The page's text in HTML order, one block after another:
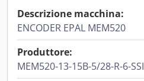
Descrizione macchina:
ENCODER EPAL MEM520
Produttore:
MEM520-13-15B-5/28-R-6-SSI